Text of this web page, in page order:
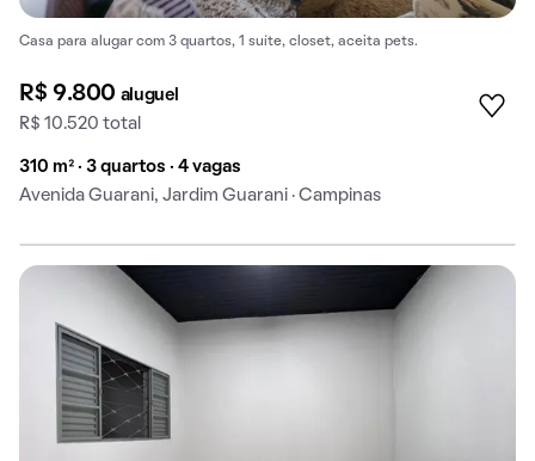
Casa para alugar com 3 quartos, 1 suíte, closet, aceita pets.
R$ 9.800 aluguel
R$ 10.520 total
310 m² · 3 quartos · 4 vagas
Avenida Guarani, Jardim Guarani · Campinas